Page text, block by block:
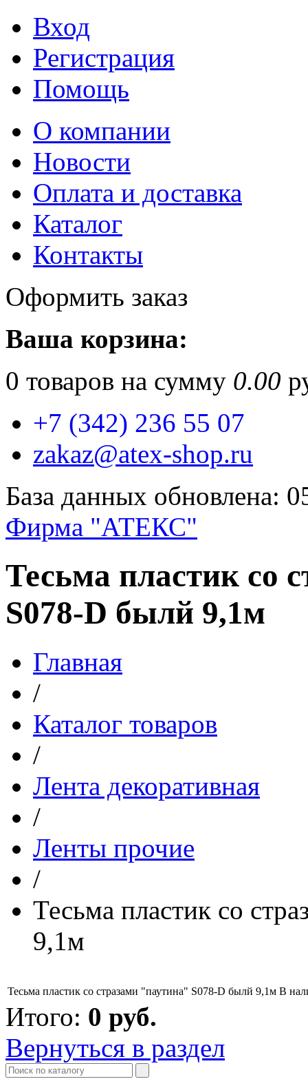
Вход
Регистрация
Помощь
О компании
Новости
Оплата и доставка
Каталог
Контакты
Оформить заказ
Ваша корзина:
0 товаров на сумму 0.00
+7 (342) 236 55 07
zakaz@atex-shop.ru
База данных обновлена:
Фирма "АТЕКС"
Тесьма пластик со
S078-D былй 9,1м
Главная
/
Каталог товаров
/
Лента декоративная
/
Ленты прочие
/
Тесьма пластик со
9,1м
Тесьма пластик со стразами "паутина" S078-D былй 9,1м В
Итого: 0 руб.
Вернуться в раздел